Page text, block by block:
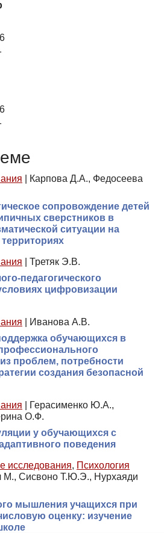
Карпова Д.А., Федосеева
сопровождение детей
сверстников в
ситуации на
Третяк Э.В.
педагогического
цифровизации
Иванова А.В.
обучающихся в
проблем, потребности
создания безопасной
Герасименко Ю.А.,
О.Ф.
у обучающихся с
поведения
исследования, Психология
М., Сисвоно Т.Ю.Э., Нурхаяди
мышления учащихся при
оценку: изучение